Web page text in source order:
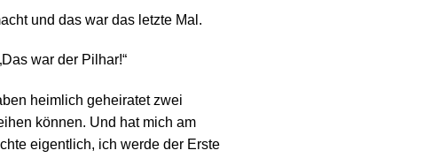
und das war das letzte Mal.
war der Pilhar!“
heimlich geheiratet zwei
können. Und hat mich am
eigentlich, ich werde der Erste